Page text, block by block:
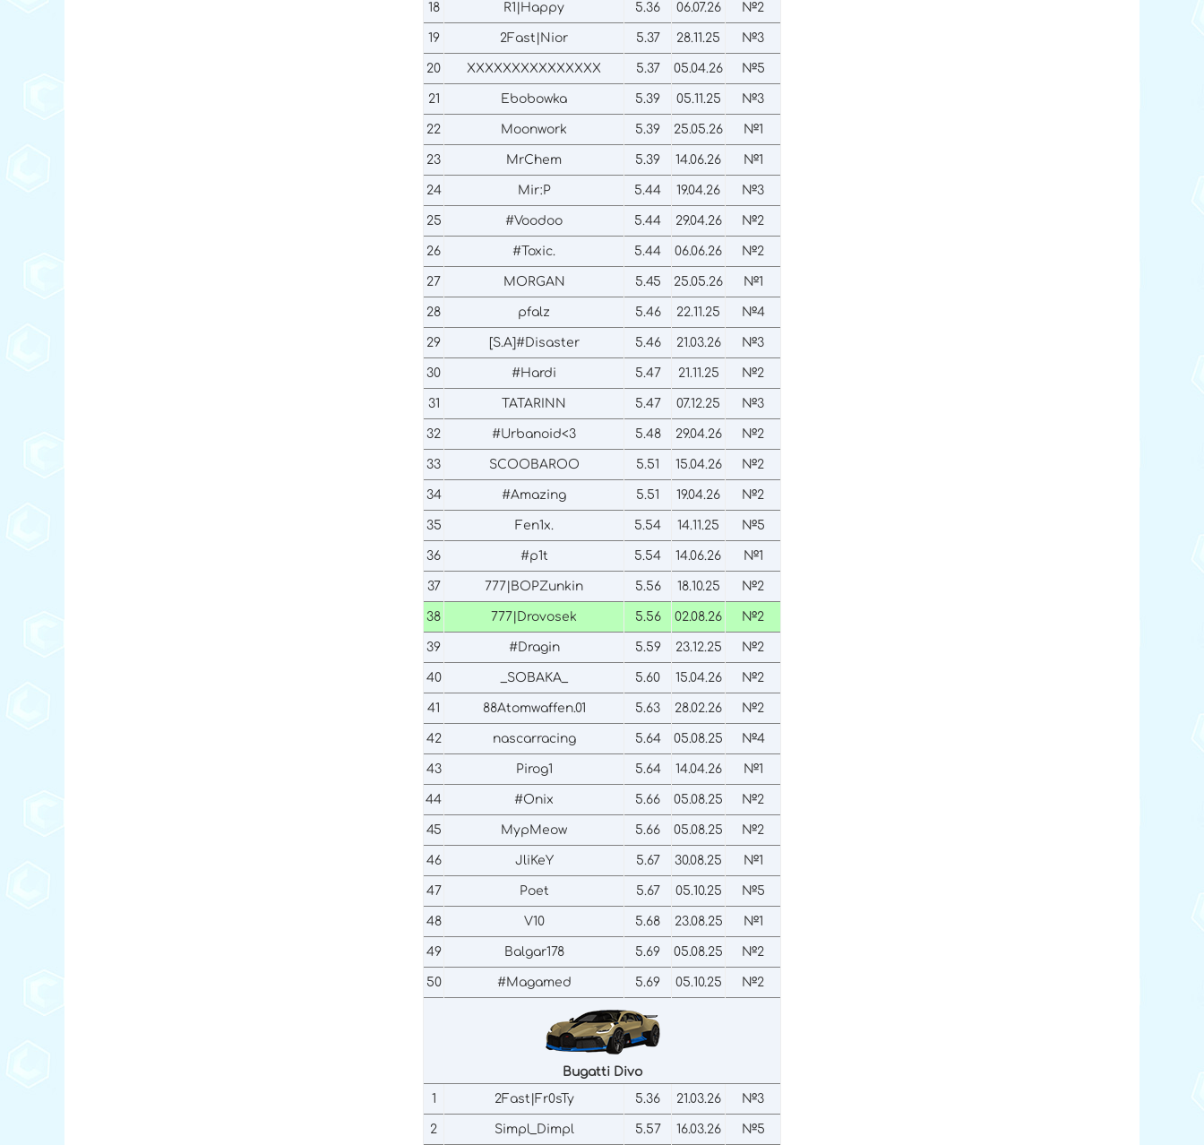
18 R1|Happy 5.36 06.07.26 №2
19 2Fast|Nior 5.37 28.11.25 №3
20 XXXXXXXXXXXXXXX 5.37 05.04.26 №5
21 Ebobowka 5.39 05.11.25 №3
22 Moonwork 5.39 25.05.26 №1
23 MrChem 5.39 14.06.26 №1
24 Mir:P 5.44 19.04.26 №3
25 #Voodoo 5.44 29.04.26 №2
26 #Toxic. 5.44 06.06.26 №2
27 MORGAN 5.45 25.05.26 №1
28 pfalz 5.46 22.11.25 №4
29 [S.A]#Disaster 5.46 21.03.26 №3
30 #Hardi 5.47 21.11.25 №2
31 TATARINN 5.47 07.12.25 №3
32 #Urbanoid<3 5.48 29.04.26 №2
33 SCOOBAROO 5.51 15.04.26 №2
34 #Amazing 5.51 19.04.26 №2
35 Fen1x. 5.54 14.11.25 №5
36 #p1t 5.54 14.06.26 №1
37 777|BOPZunkin 5.56 18.10.25 №2
38 777|Drovosek 5.56 02.08.26 №2
39 #Dragin 5.59 23.12.25 №2
40 _SOBAKA_ 5.60 15.04.26 №2
41 88Atomwaffen.01 5.63 28.02.26 №2
42 nascarracing 5.64 05.08.25 №4
43 Pirog1 5.64 14.04.26 №1
44 #Onix 5.66 05.08.25 №2
45 MypMeow 5.66 05.08.25 №2
46 JliKeY 5.67 30.08.25 №1
47 Poet 5.67 05.10.25 №5
48 V10 5.68 23.08.25 №1
49 Balgar178 5.69 05.08.25 №2
50 #Magamed 5.69 05.10.25 №2
Bugatti Divo
1
2Fast|Fr0sTy 5.36 21.03.26 №3
2 Simpl_Dimpl 5.57 16.03.26 №5